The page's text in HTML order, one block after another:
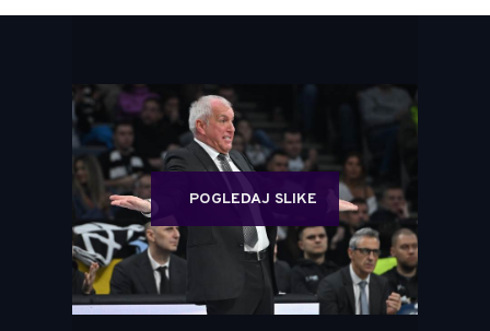
POGLEDAJ SLIKE